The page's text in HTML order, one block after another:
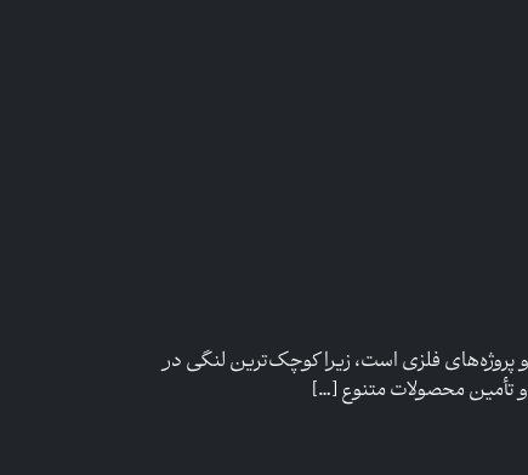
فلزی است، زیرا کوچک‌ترین لنگی در
تأمین محصولات متنوع […]